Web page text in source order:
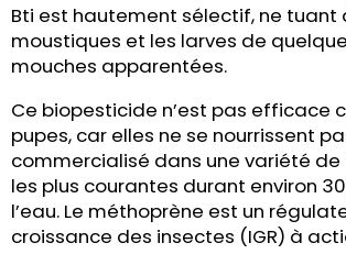
Bti est hautement sélectif, ne tuant
moustiques et les larves de
mouches apparentées.
Ce biopesticide n’est pas efficace
pupes, car elles ne se nourrissent
commercialisé dans une variété
les plus courantes durant environ
l’eau. Le méthoprène est un
croissance des insectes (IGR) à